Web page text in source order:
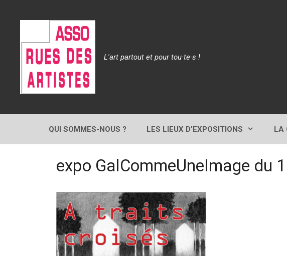
L'art partout et pour tou·te·s !
QUI SOMMES-NOUS ? LES LIEUX D’EXPOSITIONS LA
expo GalCommeUneImage du